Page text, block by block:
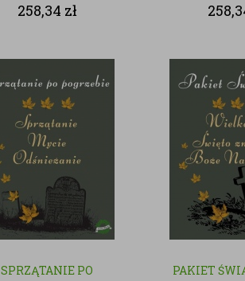
258,34 zł
SPRZĄTANIE PO
PAKIET